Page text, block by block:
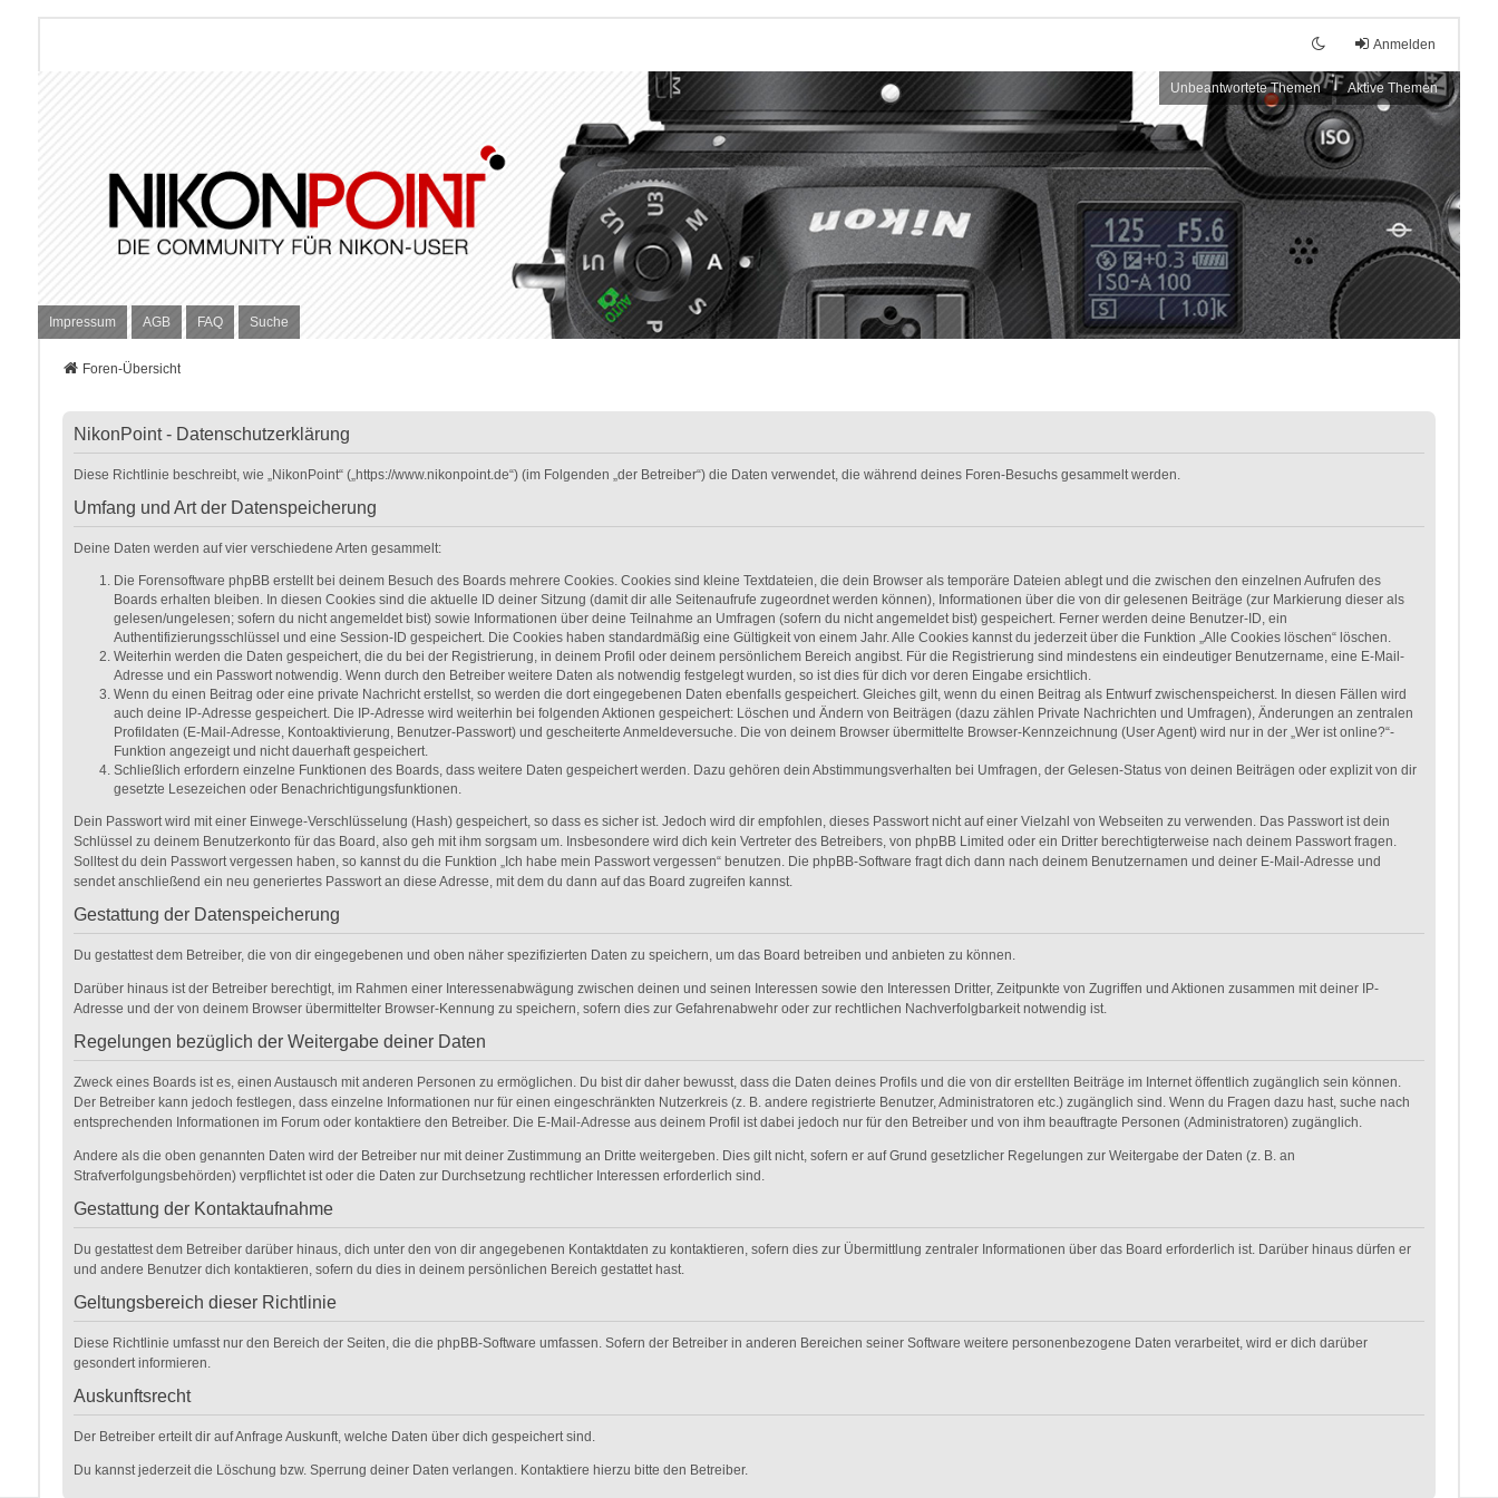
Anmelden
Unbeantwortete Themen Aktive Themen
Impressum AGB FAQ Suche
Foren-Übersicht
NikonPoint - Datenschutzerklärung
Diese Richtlinie beschreibt, wie „NikonPoint“ („https://www.nikonpoint.de“) (im Folgenden „der Betreiber“) die Daten verwendet, die während deines Foren-Besuchs gesammelt werden.
Umfang und Art der Datenspeicherung
Deine Daten werden auf vier verschiedene Arten gesammelt:
Die Forensoftware phpBB erstellt bei deinem Besuch des Boards mehrere Cookies. Cookies sind kleine Textdateien, die dein Browser als temporäre Dateien ablegt und die zwischen den einzelnen Aufrufen des
Boards erhalten bleiben. In diesen Cookies sind die aktuelle ID deiner Sitzung (damit dir alle Seitenaufrufe zugeordnet werden können), Informationen über die von dir gelesenen Beiträge (zur Markierung dieser als
gelesen/ungelesen; sofern du nicht angemeldet bist) sowie Informationen über deine Teilnahme an Umfragen (sofern du nicht angemeldet bist) gespeichert. Ferner werden deine Benutzer-ID, ein
Authentifizierungsschlüssel und eine Session-ID gespeichert. Die Cookies haben standardmäßig eine Gültigkeit von einem Jahr. Alle Cookies kannst du jederzeit über die Funktion „Alle Cookies löschen“ löschen.
Weiterhin werden die Daten gespeichert, die du bei der Registrierung, in deinem Profil oder deinem persönlichem Bereich angibst. Für die Registrierung sind mindestens ein eindeutiger Benutzername, eine E-Mail-
Adresse und ein Passwort notwendig. Wenn durch den Betreiber weitere Daten als notwendig festgelegt wurden, so ist dies für dich vor deren Eingabe ersichtlich.
Wenn du einen Beitrag oder eine private Nachricht erstellst, so werden die dort eingegebenen Daten ebenfalls gespeichert. Gleiches gilt, wenn du einen Beitrag als Entwurf zwischenspeicherst. In diesen Fällen wird
auch deine IP-Adresse gespeichert. Die IP-Adresse wird weiterhin bei folgenden Aktionen gespeichert: Löschen und Ändern von Beiträgen (dazu zählen Private Nachrichten und Umfragen), Änderungen an zentralen
Profildaten (E-Mail-Adresse, Kontoaktivierung, Benutzer-Passwort) und gescheiterte Anmeldeversuche. Die von deinem Browser übermittelte Browser-Kennzeichnung (User Agent) wird nur in der „Wer ist online?“-
Funktion angezeigt und nicht dauerhaft gespeichert.
Schließlich erfordern einzelne Funktionen des Boards, dass weitere Daten gespeichert werden. Dazu gehören dein Abstimmungsverhalten bei Umfragen, der Gelesen-Status von deinen Beiträgen oder explizit von dir
gesetzte Lesezeichen oder Benachrichtigungsfunktionen.
Dein Passwort wird mit einer Einwege-Verschlüsselung (Hash) gespeichert, so dass es sicher ist. Jedoch wird dir empfohlen, dieses Passwort nicht auf einer Vielzahl von Webseiten zu verwenden. Das Passwort ist dein
Schlüssel zu deinem Benutzerkonto für das Board, also geh mit ihm sorgsam um. Insbesondere wird dich kein Vertreter des Betreibers, von phpBB Limited oder ein Dritter berechtigterweise nach deinem Passwort fragen.
Solltest du dein Passwort vergessen haben, so kannst du die Funktion „Ich habe mein Passwort vergessen“ benutzen. Die phpBB-Software fragt dich dann nach deinem Benutzernamen und deiner E-Mail-Adresse und
sendet anschließend ein neu generiertes Passwort an diese Adresse, mit dem du dann auf das Board zugreifen kannst.
Gestattung der Datenspeicherung
Du gestattest dem Betreiber, die von dir eingegebenen und oben näher spezifizierten Daten zu speichern, um das Board betreiben und anbieten zu können.
Darüber hinaus ist der Betreiber berechtigt, im Rahmen einer Interessenabwägung zwischen deinen und seinen Interessen sowie den Interessen Dritter, Zeitpunkte von Zugriffen und Aktionen zusammen mit deiner IP-
Adresse und der von deinem Browser übermittelter Browser-Kennung zu speichern, sofern dies zur Gefahrenabwehr oder zur rechtlichen Nachverfolgbarkeit notwendig ist.
Regelungen bezüglich der Weitergabe deiner Daten
Zweck eines Boards ist es, einen Austausch mit anderen Personen zu ermöglichen. Du bist dir daher bewusst, dass die Daten deines Profils und die von dir erstellten Beiträge im Internet öffentlich zugänglich sein können.
Der Betreiber kann jedoch festlegen, dass einzelne Informationen nur für einen eingeschränkten Nutzerkreis (z. B. andere registrierte Benutzer, Administratoren etc.) zugänglich sind. Wenn du Fragen dazu hast, suche nach
entsprechenden Informationen im Forum oder kontaktiere den Betreiber. Die E-Mail-Adresse aus deinem Profil ist dabei jedoch nur für den Betreiber und von ihm beauftragte Personen (Administratoren) zugänglich.
Andere als die oben genannten Daten wird der Betreiber nur mit deiner Zustimmung an Dritte weitergeben. Dies gilt nicht, sofern er auf Grund gesetzlicher Regelungen zur Weitergabe der Daten (z. B. an
Strafverfolgungsbehörden) verpflichtet ist oder die Daten zur Durchsetzung rechtlicher Interessen erforderlich sind.
Gestattung der Kontaktaufnahme
Du gestattest dem Betreiber darüber hinaus, dich unter den von dir angegebenen Kontaktdaten zu kontaktieren, sofern dies zur Übermittlung zentraler Informationen über das Board erforderlich ist. Darüber hinaus dürfen er
und andere Benutzer dich kontaktieren, sofern du dies in deinem persönlichen Bereich gestattet hast.
Geltungsbereich dieser Richtlinie
Diese Richtlinie umfasst nur den Bereich der Seiten, die die phpBB-Software umfassen. Sofern der Betreiber in anderen Bereichen seiner Software weitere personenbezogene Daten verarbeitet, wird er dich darüber
gesondert informieren.
Auskunftsrecht
Der Betreiber erteilt dir auf Anfrage Auskunft, welche Daten über dich gespeichert sind.
Du kannst jederzeit die Löschung bzw. Sperrung deiner Daten verlangen. Kontaktiere hierzu bitte den Betreiber.